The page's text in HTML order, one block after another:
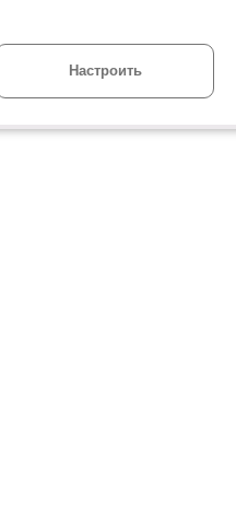
Настроить